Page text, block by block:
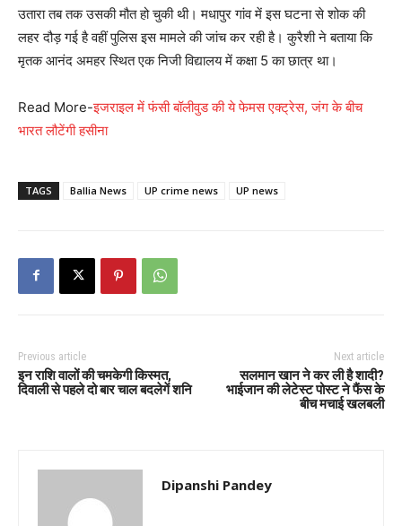
उतारा तब तक उसकी मौत हो चुकी थी। मधापुर गांव में इस घटना से शोक की
लहर दौड़ गई है वहीं पुलिस इस मामले की जांच कर रही है। कुरैशी ने बताया कि
मृतक आनंद अमहर स्थित एक निजी विद्यालय में कक्षा 5 का छात्र था।
Read More-इजराइल में फंसी बॉलीवुड की ये फेमस एक्ट्रेस, जंग के बीच
भारत लौटेंगी हसीना
TAGS Ballia News UP crime news UP news
Previous article
इन राशि वालों की चमकेगी किस्मत,
दिवाली से पहले दो बार चाल बदलेगें शनि
Next article
सलमान खान ने कर ली है शादी?
भाईजान की लेटेस्ट पोस्ट ने फैंस के
बीच मचाई खलबली
Dipanshi Pandey